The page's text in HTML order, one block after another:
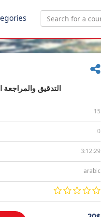
التدقيق والمراجعة
15
0
3:12:29
arabic